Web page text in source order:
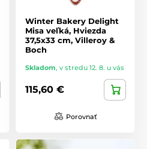
Winter Bakery Delight
Misa veľká, Hviezda
37,5x33 cm, Villeroy &
Boch
Skladom, v stredu 12. 8. u vás
115,60 €
Porovnať